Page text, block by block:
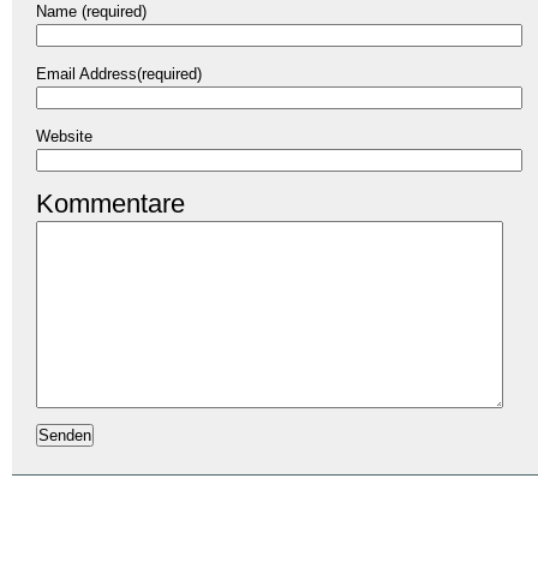
Name (required)
Email Address(required)
Website
Kommentare